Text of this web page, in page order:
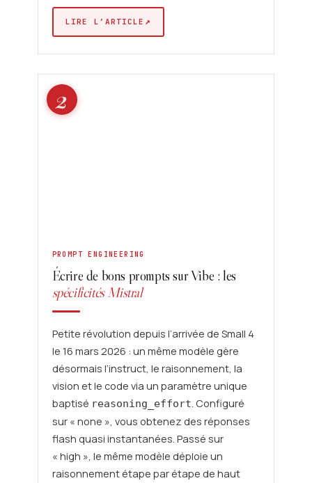
LIRE L’ARTICLE ↗
2
PROMPT ENGINEERING
Écrire de bons prompts sur Vibe : les
spécificités Mistral
Petite révolution depuis l’arrivée de Small 4
le 16 mars 2026 : un même modèle gère
désormais l’instruct, le raisonnement, la
vision et le code via un paramètre unique
baptisé reasoning_effort . Configuré
sur « none », vous obtenez des réponses
flash quasi instantanées. Passé sur
« high », le même modèle déploie un
raisonnement étape par étape de haut